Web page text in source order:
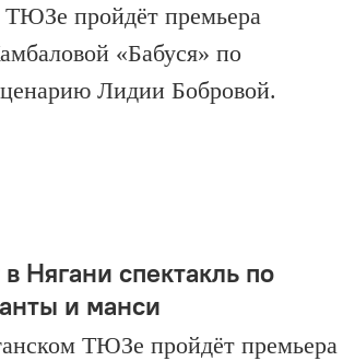
пройдёт премьера
«Бабуся» по
Лидии Бобровой.
Нягани спектакль по
и манси
ТЮЗе пройдёт премьера